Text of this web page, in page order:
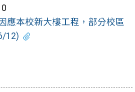
應本校新大樓工程，部分校區
12)